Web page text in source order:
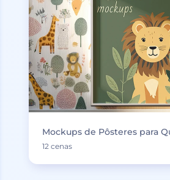
Mockups de Pôsteres para
12 cenas